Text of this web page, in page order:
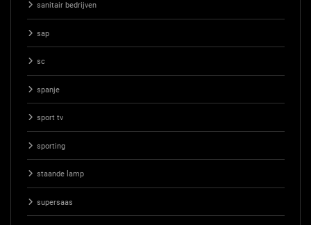
sanitair bedrijven
sap
sc
spanje
sport tv
sporting
staande lamp
supersaas